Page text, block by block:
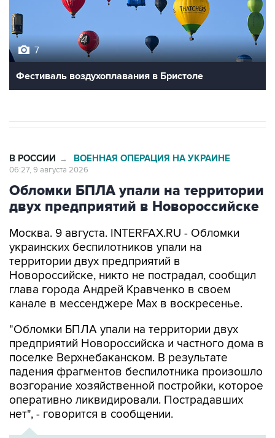
7
Фестиваль воздухоплавания в Бристоле
В РОССИИ → ВОЕННАЯ ОПЕРАЦИЯ НА УКРАИНЕ
06:27, 9 августа 2026
Обломки БПЛА упали на территории
двух предприятий в Новороссийске
Москва. 9 августа. INTERFAX.RU - Обломки
украинских беспилотников упали на
территории двух предприятий в
Новороссийске, никто не пострадал, сообщил
глава города Андрей Кравченко в своем
канале в мессенджере Max в воскресенье.
"Обломки БПЛА упали на территории двух
предприятий Новороссийска и частного дома в
поселке Верхнебаканском. В результате
падения фрагментов беспилотника произошло
возгорание хозяйственной постройки, которое
оперативно ликвидировали. Пострадавших
нет", - говорится в сообщении.